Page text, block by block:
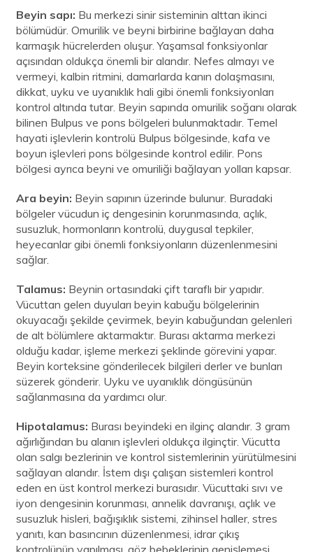
Beyin sapı: Bu merkezi sinir sisteminin alttan ikinci
bölümüdür. Omurilik ve beyni birbirine bağlayan daha
karmaşık hücrelerden oluşur. Yaşamsal fonksiyonlar
açısından oldukça önemli bir alandır. Nefes almayı ve
vermeyi, kalbin ritmini, damarlarda kanın dolaşmasını,
dikkat, uyku ve uyanıklık hali gibi önemli fonksiyonları
kontrol altında tutar. Beyin sapında omurilik soğanı olarak
bilinen Bulpus ve pons bölgeleri bulunmaktadır. Temel
hayati işlevlerin kontrolü Bulpus bölgesinde, kafa ve
boyun işlevleri pons bölgesinde kontrol edilir. Pons
bölgesi ayrıca beyni ve omuriliği bağlayan yolları kapsar.
Ara beyin: Beyin sapının üzerinde bulunur. Buradaki
bölgeler vücudun iç dengesinin korunmasında, açlık,
susuzluk, hormonların kontrolü, duygusal tepkiler,
heyecanlar gibi önemli fonksiyonların düzenlenmesini
sağlar.
Talamus: Beynin ortasındaki çift taraflı bir yapıdır.
Vücuttan gelen duyuları beyin kabuğu bölgelerinin
okuyacağı şekilde çevirmek, beyin kabuğundan gelenleri
de alt bölümlere aktarmaktır. Burası aktarma merkezi
olduğu kadar, işleme merkezi şeklinde görevini yapar.
Beyin korteksine gönderilecek bilgileri derler ve bunları
süzerek gönderir. Uyku ve uyanıklık döngüsünün
sağlanmasına da yardımcı olur.
Hipotalamus: Burası beyindeki en ilginç alandır. 3 gram
ağırlığından bu alanın işlevleri oldukça ilginçtir. Vücutta
olan salgı bezlerinin ve kontrol sistemlerinin yürütülmesini
sağlayan alandır. İstem dışı çalışan sistemleri kontrol
eden en üst kontrol merkezi burasıdır. Vücuttaki sıvı ve
iyon dengesinin korunması, annelik davranışı, açlık ve
susuzluk hisleri, bağışıklık sistemi, zihinsel haller, stres
yanıtı, kan basıncının düzenlenmesi, idrar çıkış